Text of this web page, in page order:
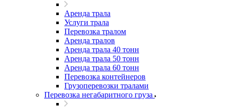
Аренда трала
Услуги трала
Перевозка тралом
Аренда тралов
Аренда трала 40 тонн
Аренда трала 50 тонн
Аренда трала 60 тонн
Перевозка контейнеров
Грузоперевозки тралами
Перевозка негабаритного груза